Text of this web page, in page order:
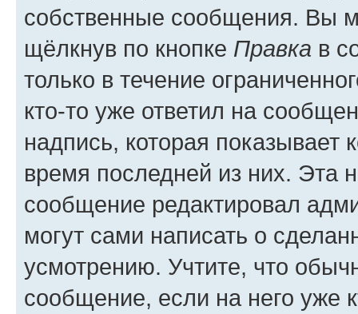
собственные сообщения. Вы
щёлкнув по кнопке Правка в
только в течение
кто-то уже ответил на
надпись, которая показывает
время последней из них. Эта
сообщение редактировал
могут сами написать о
усмотрению. Учтите, что
сообщение, если на него уже